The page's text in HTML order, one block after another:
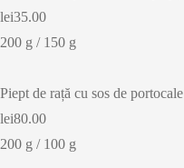
lei35.00
200 g / 150 g
Piept de rață cu sos de portocale
lei80.00
200 g / 100 g